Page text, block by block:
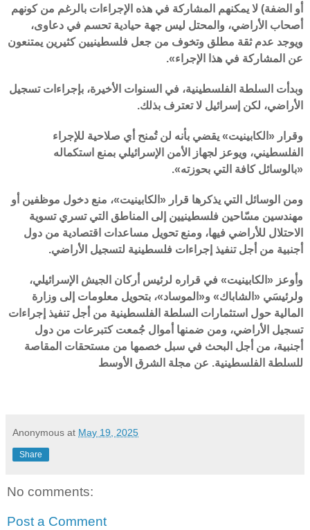
أو الضفة) لا يمكنهم المشاركة في هذه الإجراءات بالرغم من كونهم
أصحاب الأراضي، والمحتل ليس جهة حيادية تحسم في دعاوى،
ويوجد عدم ثقة مطلق وتخوف من جعل فلسطينيين كثيرين يمتنعون
عن المشاركة في هذا الإجراء».
وبدأت السلطة الفلسطينية، في السنوات الأخيرة، بإجراءات تسجيل
الأراضي، لكن إسرائيل لا تعترف بذلك.
وقرار «الكابينيت» يقضي بأنه لن تُمنح أي صلاحية للإجراء
الفلسطيني، ويوعز لجهاز الأمن الإسرائيلي بمنع استكماله
«بالوسائل كافة التي بحوزته».
ومن الوسائل التي يذكرها قرار «الكابينيت»، منع دخول موظفين أو
مهندسين مسّاحين فلسطينيين إلى المناطق التي تسري تسوية
الاحتلال للأراضي فيها، ومنع تحويل مساعدات اقتصادية من دول
أجنبية من أجل تنفيذ إجراءات فلسطينية لتسجيل الأراضي.
وأوعز «الكابينيت» في قراره لرئيس أركان الجيش الإسرائيلي،
ولرئيسَي «الشاباك» و«الموساد»، بتحويل معلومات إلى وزارة
المالية حول استثمارات السلطة الفلسطينية من أجل تنفيذ إجراءات
تسجيل الأراضي، ومن ضمنها أموال جُمعت كتبرعات من دول
أجنبية، من أجل البحث في سبل خصمها من مستحقات المقاصة
للسلطة الفلسطينية. عن مجلة الشرق الأوسط
Anonymous at May 19, 2025
Share
No comments:
Post a Comment